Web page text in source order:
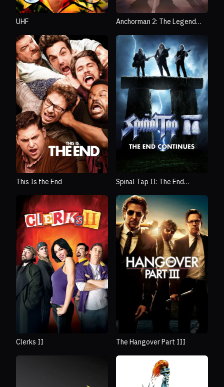
UHF
Anchorman 2: The Legend
This Is the End
Spinal Tap II: The End
Clerks II The Hangover Part III